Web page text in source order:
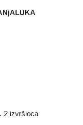
izvršioca